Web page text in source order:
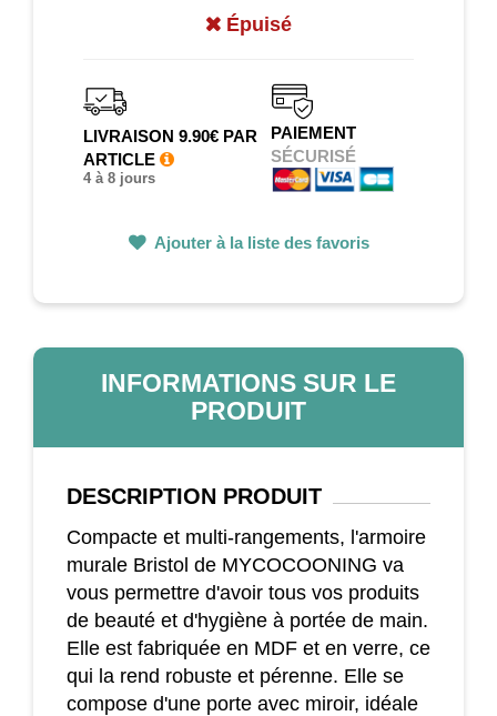
Épuisé
LIVRAISON 9.90€ PAR
ARTICLE
4 à 8 jours
PAIEMENT
SÉCURISÉ
Ajouter à la liste des favoris
INFORMATIONS SUR LE
PRODUIT
DESCRIPTION PRODUIT
Compacte et multi-rangements, l'armoire
murale Bristol de MYCOCOONING va
vous permettre d'avoir tous vos produits
de beauté et d'hygiène à portée de main.
Elle est fabriquée en MDF et en verre, ce
qui la rend robuste et pérenne. Elle se
compose d'une porte avec miroir, idéale